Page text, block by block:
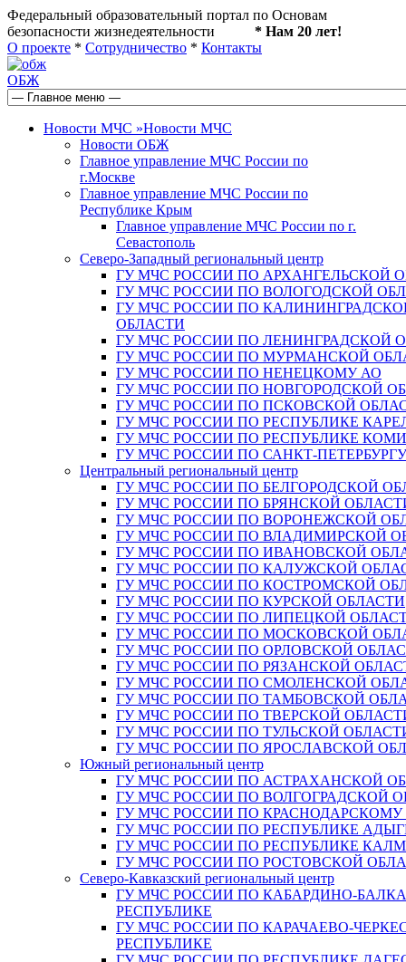
Федеральный образовательный портал по Основам
безопасности жизнедеятельности * Нам 20 лет!
О проекте * Сотрудничество * Контакты
ОБЖ
Новости МЧС »Новости МЧС
Новости ОБЖ
Главное управление МЧС России по
г.Москве
Главное управление МЧС России по
Республике Крым
Главное управление МЧС России по г.
Севастополь
Северо-Западный региональный центр
ГУ МЧС РОССИИ ПО АРХАНГЕЛЬСКОЙ
ГУ МЧС РОССИИ ПО ВОЛОГОДСКОЙ
ГУ МЧС РОССИИ ПО
ОБЛАСТИ
ГУ МЧС РОССИИ ПО ЛЕНИНГРАДСКОЙ
ГУ МЧС РОССИИ ПО МУРМАНСКОЙ
ГУ МЧС РОССИИ ПО НЕНЕЦКОМУ АО
ГУ МЧС РОССИИ ПО НОВГОРОДСКОЙ
ГУ МЧС РОССИИ ПО ПСКОВСКОЙ
ГУ МЧС РОССИИ ПО РЕСПУБЛИКЕ
ГУ МЧС РОССИИ ПО РЕСПУБЛИКЕ КОМИ
ГУ МЧС РОССИИ ПО САНКТ-ПЕТЕРБУРГУ
Центральный региональный центр
ГУ МЧС РОССИИ ПО БЕЛГОРОДСКОЙ
ГУ МЧС РОССИИ ПО БРЯНСКОЙ
ГУ МЧС РОССИИ ПО ВОРОНЕЖСКОЙ
ГУ МЧС РОССИИ ПО ВЛАДИМИРСКОЙ
ГУ МЧС РОССИИ ПО ИВАНОВСКОЙ
ГУ МЧС РОССИИ ПО КАЛУЖСКОЙ
ГУ МЧС РОССИИ ПО КОСТРОМСКОЙ
ГУ МЧС РОССИИ ПО КУРСКОЙ ОБЛАСТИ
ГУ МЧС РОССИИ ПО ЛИПЕЦКОЙ
ГУ МЧС РОССИИ ПО МОСКОВСКОЙ
ГУ МЧС РОССИИ ПО ОРЛОВСКОЙ
ГУ МЧС РОССИИ ПО РЯЗАНСКОЙ
ГУ МЧС РОССИИ ПО СМОЛЕНСКОЙ
ГУ МЧС РОССИИ ПО ТАМБОВСКОЙ
ГУ МЧС РОССИИ ПО ТВЕРСКОЙ
ГУ МЧС РОССИИ ПО ТУЛЬСКОЙ
ГУ МЧС РОССИИ ПО ЯРОСЛАВСКОЙ
Южный региональный центр
ГУ МЧС РОССИИ ПО АСТРАХАНСКОЙ
ГУ МЧС РОССИИ ПО ВОЛГОГРАДСКОЙ
ГУ МЧС РОССИИ ПО
ГУ МЧС РОССИИ ПО РЕСПУБЛИКЕ
ГУ МЧС РОССИИ ПО РЕСПУБЛИКЕ
ГУ МЧС РОССИИ ПО РОСТОВСКОЙ
Северо-Кавказский региональный центр
ГУ МЧС РОССИИ ПО КАБАРДИНО-
РЕСПУБЛИКЕ
ГУ МЧС РОССИИ ПО КАРАЧАЕВО-
РЕСПУБЛИКЕ